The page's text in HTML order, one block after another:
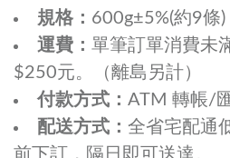
規格： 600g±5%(約9條)
運費： 單筆訂單消費未
$250元。（離島另計）
付款方式： ATM 轉帳/
配送方式： 全省宅配通
前下訂，隔日即可送達。